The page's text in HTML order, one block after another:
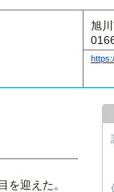
旭
迎えた。